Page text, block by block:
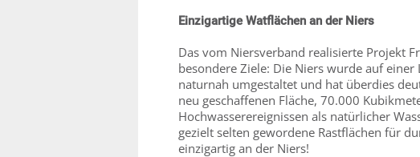
Einzigartige Watflächen an der Niers
Das vom Niersverband realisierte Projekt
besondere Ziele: Die Niers wurde auf
naturnah umgestaltet und hat überdies
neu geschaffenen Fläche, 70.000
Hochwasserereignissen als natürlicher
gezielt selten gewordene Rastflächen für
einzigartig an der Niers!